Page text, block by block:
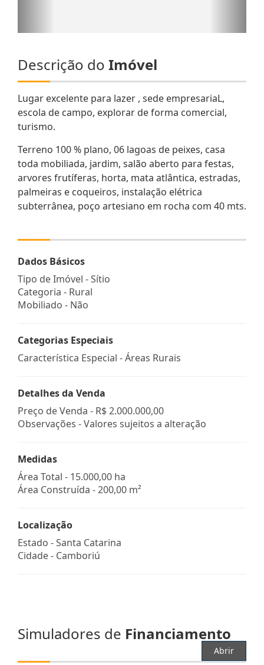
Descrição do Imóvel
Lugar excelente para lazer , sede empresariaL,
escola de campo, explorar de forma comercial,
turismo.
Terreno 100 % plano, 06 lagoas de peixes, casa
toda mobiliada, jardim, salão aberto para festas,
arvores frutíferas, horta, mata atlântica, estradas,
palmeiras e coqueiros, instalação elétrica
subterrânea, poço artesiano em rocha com 40 mts.
Dados Básicos
Tipo de Imóvel - Sítio
Categoria - Rural
Mobiliado - Não
Categorias Especiais
Característica Especial - Áreas Rurais
Detalhes da Venda
Preço de Venda - R$ 2.000.000,00
Observações - Valores sujeitos a alteração
Medidas
Área Total - 15.000,00 ha
Área Construída - 200,00 m²
Localização
Estado -Santa Catarina
Cidade - Camboriú
Simuladores de Financiamento
Abrir